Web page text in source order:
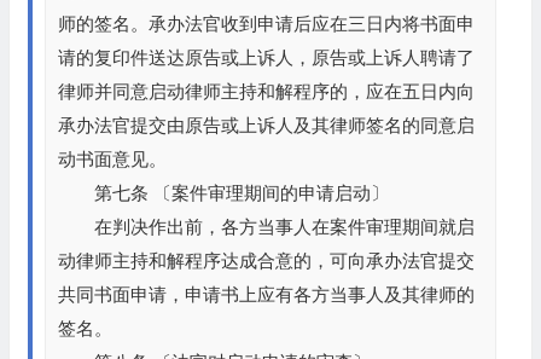
师的签名。承办法官收到申请后应在三日内将书面申
请的复印件送达原告或上诉人，原告或上诉人聘请了
律师并同意启动律师主持和解程序的，应在五日内向
承办法官提交由原告或上诉人及其律师签名的同意启
动书面意见。
第七条 〔案件审理期间的申请启动〕
在判决作出前，各方当事人在案件审理期间就启
动律师主持和解程序达成合意的，可向承办法官提交
共同书面申请，申请书上应有各方当事人及其律师的
签名。